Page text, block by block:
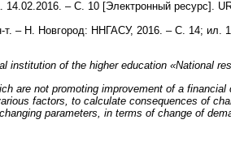
– C. 10 [Электронный ресурс].
– Н. Новгород: ННГАСУ, 2016. – С. 14; ил.
of the higher education «National
are not promoting improvement of a financial
factors, to calculate consequences of
parameters, in terms of change of